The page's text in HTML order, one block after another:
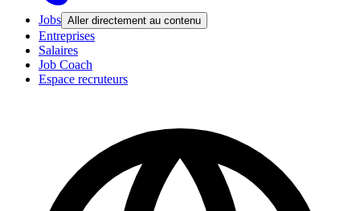
Jobs Aller directement au contenu
Entreprises
Salaires
Job Coach
Espace recruteurs